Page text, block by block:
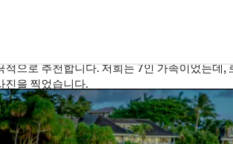
스에 이보다 더 만족할 수는 없습니다. 친절하
적으로 추천합니다. 저희는 7인 가족이었는데,
진을 찍었습니다.